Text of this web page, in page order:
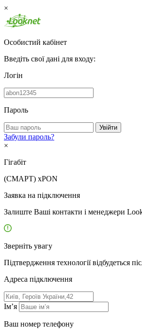
×
Особистий кабінет
Введіть свої дані для входу:
Логін
Пароль
Увійти
Забули пароль?
×
Гігабіт
(СМАРТ) xPON
Заявка на підключення
Залиште Ваші контакти і менеджери
Зверніть увагу
Підтвердження технології відбудеться
Адресa підключення
Ім’я
Ваш номер телефону